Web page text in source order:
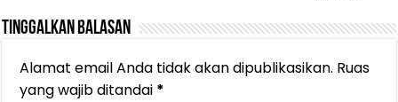
Tinggalkan Balasan
Alamat email Anda tidak akan dipublikasikan. Ruas
yang wajib ditandai *